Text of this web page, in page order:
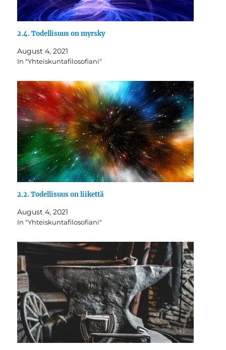
2.4. Todellisuus on myrsky
August 4, 2021
In "Yhteiskuntafilosofiani"
2.2. Todellisuus on liikettä
August 4, 2021
In "Yhteiskuntafilosofiani"